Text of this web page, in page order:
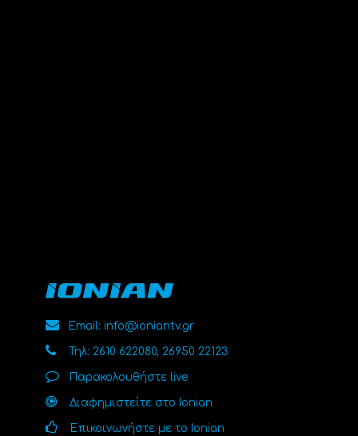
Email: info@ioniantv.gr
Τηλ: 2610 622080, 26950 22123
Παρακολουθήστε live
Διαφημιστείτε στο Ionian
Επικοινωνήστε με το Ionian